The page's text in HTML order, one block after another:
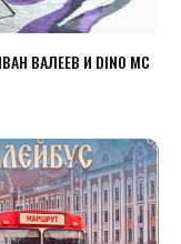
ВАЛЕЕВ И DINO MC